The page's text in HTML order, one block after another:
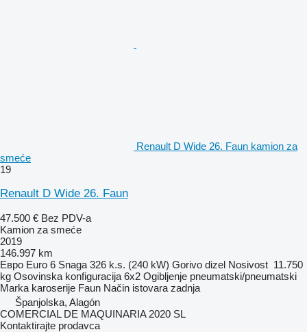
Renault D Wide 26. Faun kamion za
smeće
19
Renault D Wide 26. Faun
47.500 € Bez PDV-a
Kamion za smeće
2019
146.997 km
Евро Euro 6 Snaga 326 k.s. (240 kW) Gorivo dizel Nosivost 11.750
kg Osovinska konfiguracija 6x2 Ogibljenje pneumatski/pneumatski
Marka karoserije Faun Način istovara zadnja
Španjolska, Alagón
COMERCIAL DE MAQUINARIA 2020 SL
Kontaktirajte prodavca